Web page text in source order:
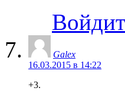
Galex
16.03.2015 в 14:22
+3.